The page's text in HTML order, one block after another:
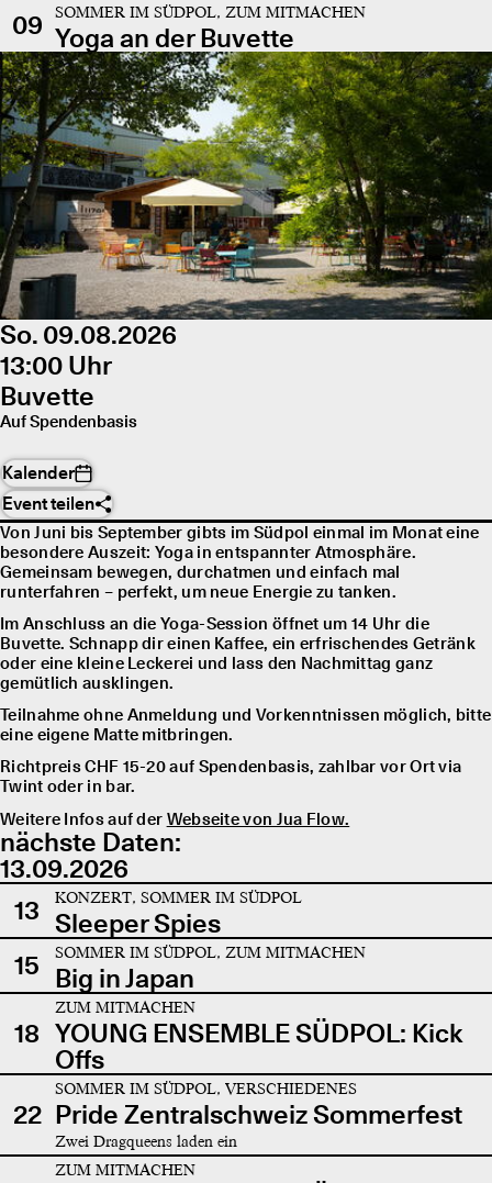
09
SOMMER IM SÜDPOL, ZUM MITMACHEN
Yoga an der Buvette
So. 09.08.2026
13:00 Uhr
Buvette
Auf Spendenbasis
Kalender
Event teilen
Von Juni bis September gibts im Südpol einmal im Monat eine
besondere Auszeit: Yoga in entspannter Atmosphäre.
Gemeinsam bewegen, durchatmen und einfach mal
runterfahren – perfekt, um neue Energie zu tanken.
Im Anschluss an die Yoga-Session öffnet um 14 Uhr die
Buvette. Schnapp dir einen Kaffee, ein erfrischendes Getränk
oder eine kleine Leckerei und lass den Nachmittag ganz
gemütlich ausklingen.
Teilnahme ohne Anmeldung und Vorkenntnissen möglich, bitte
eine eigene Matte mitbringen.
Richtpreis CHF 15-20 auf Spendenbasis, zahlbar vor Ort via
Twint oder in bar.
Weitere Infos auf der Webseite von Jua Flow.
nächste Daten:
13.09.2026
13
KONZERT, SOMMER IM SÜDPOL
Sleeper Spies
15
SOMMER IM SÜDPOL, ZUM MITMACHEN
Big in Japan
18
ZUM MITMACHEN
YOUNG ENSEMBLE SÜDPOL: Kick
Offs
22
SOMMER IM SÜDPOL, VERSCHIEDENES
Pride Zentralschweiz Sommerfest
Zwei Dragqueens laden ein
ZUM MITMACHEN